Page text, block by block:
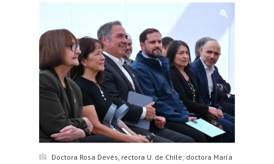
Doctora Rosa Devés, rectora U. de Chile; doctora María